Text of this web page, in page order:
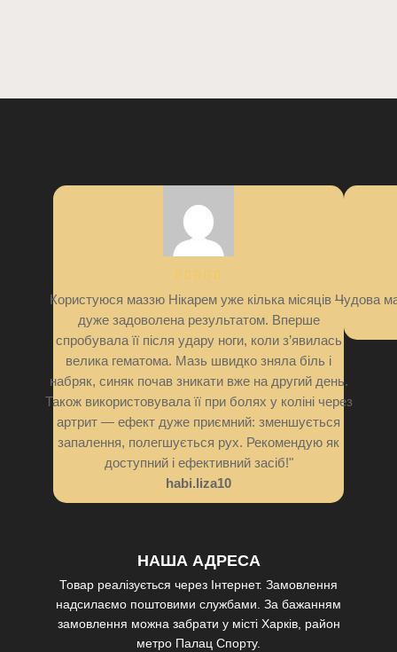
НАША АДРЕСА
Товар реалізується через Інтернет. Замовлення
надсилаємо поштовими службами. За бажанням
замовлення можна забрати у місті Харків, район
метро Палац Спорту.
Користуюся маззю Нікарем уже кілька місяців —
дуже задоволена результатом. Вперше
спробувала її після удару ноги, коли з’явилась
велика гематома. Мазь швидко зняла біль і
набряк, синяк почав зникати вже на другий день.
Також використовувала її при болях у коліні через
артрит — ефект дуже приємний: зменшується
запалення, полегшується рух. Рекомендую як
доступний і ефективний засіб!"
habi.liza10
Чудова